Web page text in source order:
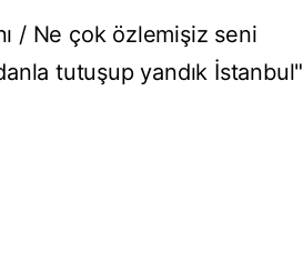
/ Ne çok özlemişiz seni
tutuşup yandık İstanbul"